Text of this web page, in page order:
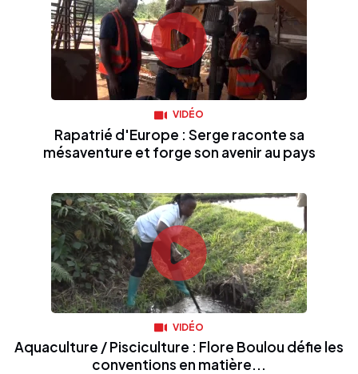
VIDÉO
Rapatrié d'Europe : Serge raconte sa
mésaventure et forge son avenir au pays
VIDÉO
Aquaculture / Pisciculture : Flore Boulou défie les
conventions en matière...